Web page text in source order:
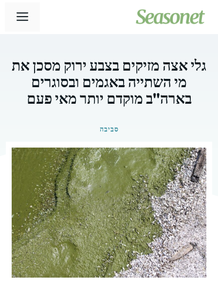
לתוכן
גלי אצה מזיקים בצבע ירוק מסכן את
מי השתייה באגמים ובסוגרים
בארה"ב מוקדם יותר מאי פעם
סביבה